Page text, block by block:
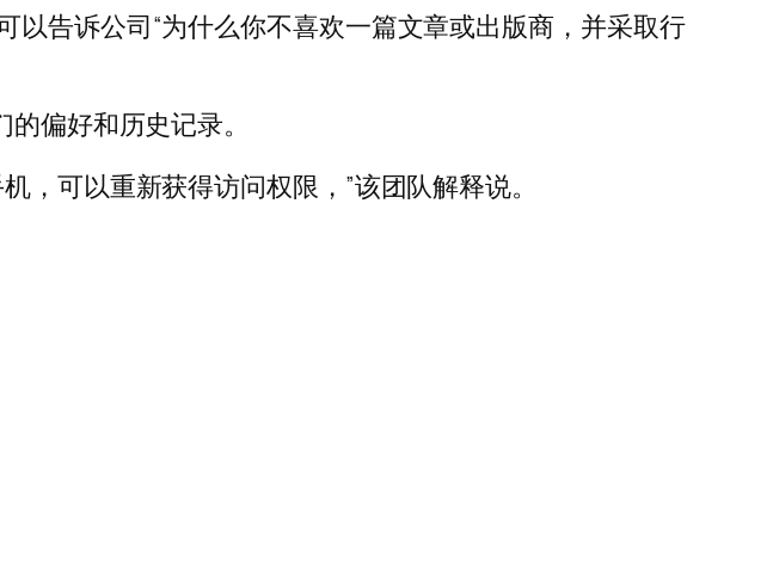
告诉公司“为什么你不喜欢一篇文章或出版商，并采取行
偏好和历史记录。
，可以重新获得访问权限，”该团队解释说。